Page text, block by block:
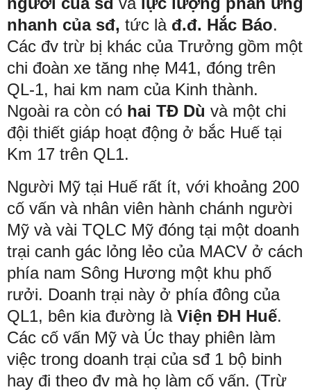
nhanh của sđ, tức làđ.đ. Hắc Báo.
Các đv trừ bị khác của Trưởng gồm một
chi đoàn xe tăng nhẹ M41, đóng trên
QL-1, hai km nam của Kinh thành.
Ngoài ra còn có hai TĐ Dù và một chi
đội thiết giáp hoạt động ở bắc Huế tại
Km 17 trên QL1.
Người Mỹ tại Huế rất ít, với khoảng 200
cố vấn và nhân viên hành chánh người
Mỹ và vài TQLC Mỹ đóng tại một doanh
trại canh gác lỏng lẻo của MACV ở cách
phía nam Sông Hương một khu phố
rưởi. Doanh trại này ở phía đông của
QL1, bên kia đường là Viện ĐH Huế.
Các cố vấn Mỹ và Úc thay phiên làm
việc trong doanh trại của sđ 1 bộ binh
hay đi theo đv mà họ làm cố vấn. (Trừ